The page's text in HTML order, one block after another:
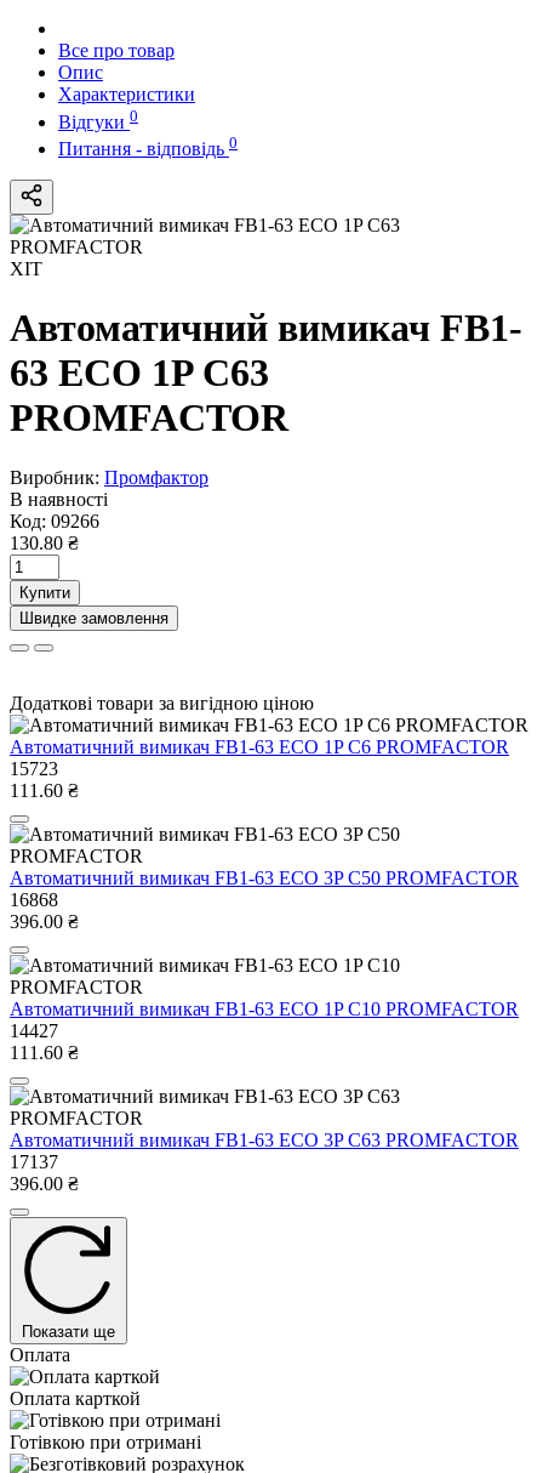
Все про товар
Опис
Характеристики
Відгуки 0
Питання - відповідь 0
ХІТ
Автоматичний вимикач FB1-
63 ECO 1P С63
PROMFACTOR
Виробник: Промфактор
В наявності
Код: 09266
130.80 ₴
Купити
Швидке замовлення
Додаткові товари за вигідною ціною
Автоматичний вимикач FB1-63 ECO 1P С6 PROMFACTOR
15723
111.60 ₴
Автоматичний вимикач FB1-63 ECO 3P С50 PROMFACTOR
16868
396.00 ₴
Автоматичний вимикач FB1-63 ECO 1P С10 PROMFACTOR
14427
111.60 ₴
Автоматичний вимикач FB1-63 ECO 3P С63 PROMFACTOR
17137
396.00 ₴
Показати ще
Оплата
Оплата карткой
Готівкою при отримані